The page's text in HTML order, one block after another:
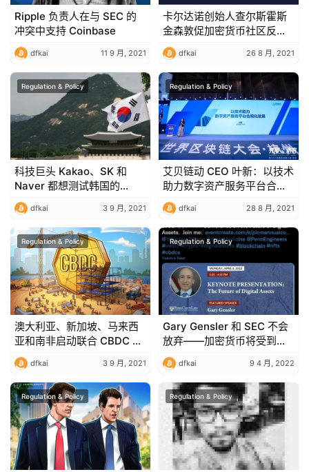
Ripple 负责人在与 SEC 的
冲突中支持 Coinbase
dfkai 11 9 月, 2021
卡尔达诺创始人查尔斯霍斯
金森敦促加密货币社区反对
美国的新税收修正案
dfkai 26 8 月, 2021
Regulation & Policy
科技巨头 Kakao、SK 和
Naver 都想测试韩国的
CBDC
dfkai 3 9 月, 2021
Regulation & Policy
艾贝链动 CEO 叶新：以技术
助力数字资产服务平台合规
发展
dfkai 28 8 月, 2021
Regulation & Policy
澳大利亚、新加坡、马来西
亚和南非启动联合 CBDC 试
点
dfkai 3 9 月, 2021
Regulation & Policy
Gary Gensler 和 SEC 不会
放弃——加密货币将受到监
管
dfkai 9 4 月, 2022
Regulation & Policy Regulation & Policy